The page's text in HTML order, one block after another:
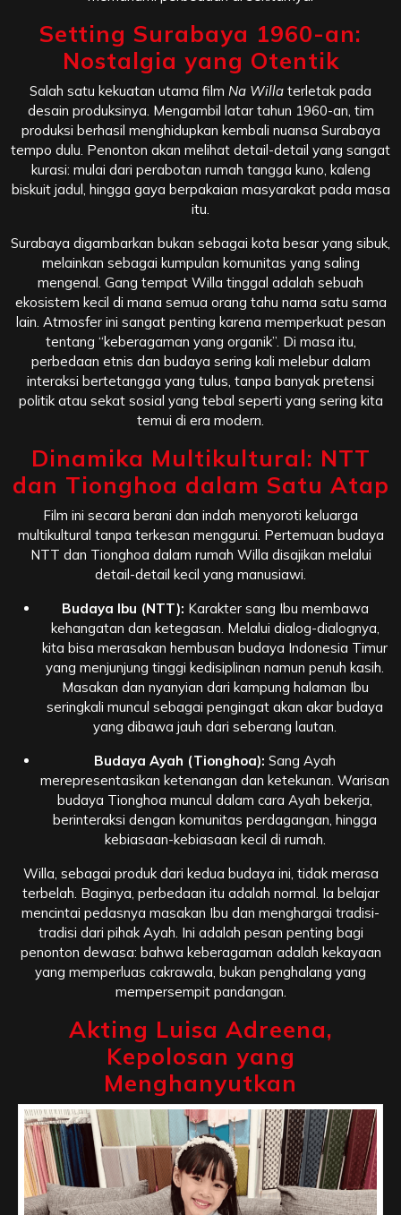
Setting Surabaya 1960-an:
Nostalgia yang Otentik
Salah satu kekuatan utama film Na Willa terletak pada
desain produksinya. Mengambil latar tahun 1960-an, tim
produksi berhasil menghidupkan kembali nuansa Surabaya
tempo dulu. Penonton akan melihat detail-detail yang sangat
kurasi: mulai dari perabotan rumah tangga kuno, kaleng
biskuit jadul, hingga gaya berpakaian masyarakat pada masa
itu.
Surabaya digambarkan bukan sebagai kota besar yang sibuk,
melainkan sebagai kumpulan komunitas yang saling
mengenal. Gang tempat Willa tinggal adalah sebuah
ekosistem kecil di mana semua orang tahu nama satu sama
lain. Atmosfer ini sangat penting karena memperkuat pesan
tentang “keberagaman yang organik”. Di masa itu,
perbedaan etnis dan budaya sering kali melebur dalam
interaksi bertetangga yang tulus, tanpa banyak pretensi
politik atau sekat sosial yang tebal seperti yang sering kita
temui di era modern.
Dinamika Multikultural: NTT
dan Tionghoa dalam Satu Atap
Film ini secara berani dan indah menyoroti keluarga
multikultural tanpa terkesan menggurui. Pertemuan budaya
NTT dan Tionghoa dalam rumah Willa disajikan melalui
detail-detail kecil yang manusiawi.
Budaya Ibu (NTT): Karakter sang Ibu membawa
kehangatan dan ketegasan. Melalui dialog-dialognya,
kita bisa merasakan hembusan budaya Indonesia Timur
yang menjunjung tinggi kedisiplinan namun penuh kasih.
Masakan dan nyanyian dari kampung halaman Ibu
seringkali muncul sebagai pengingat akan akar budaya
yang dibawa jauh dari seberang lautan.
Budaya Ayah (Tionghoa): Sang Ayah
merepresentasikan ketenangan dan ketekunan. Warisan
budaya Tionghoa muncul dalam cara Ayah bekerja,
berinteraksi dengan komunitas perdagangan, hingga
kebiasaan-kebiasaan kecil di rumah.
Willa, sebagai produk dari kedua budaya ini, tidak merasa
terbelah. Baginya, perbedaan itu adalah normal. Ia belajar
mencintai pedasnya masakan Ibu dan menghargai tradisi-
tradisi dari pihak Ayah. Ini adalah pesan penting bagi
penonton dewasa: bahwa keberagaman adalah kekayaan
yang memperluas cakrawala, bukan penghalang yang
mempersempit pandangan.
Akting Luisa Adreena,
Kepolosan yang
Menghanyutkan